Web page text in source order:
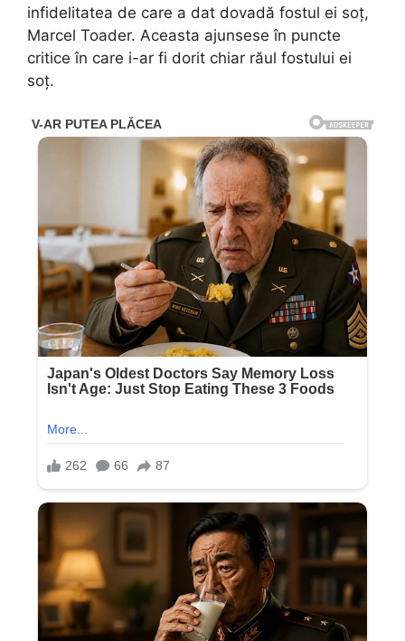
infidelitatea de care a dat dovadă fostul ei soț,
Marcel Toader. Aceasta ajunsese în puncte
critice în care i-ar fi dorit chiar răul fostului ei
soț.